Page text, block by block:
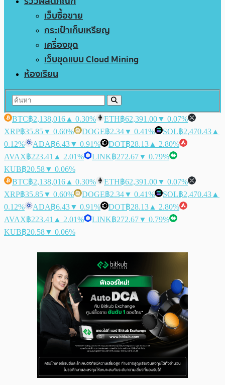
เว็บซื้อขาย
กระเป๋าเก็บเหรียญ
เครื่องขุด
เว็บขุดแบบ Cloud Mining
ห้องเรียน
BTC฿2,138,016 ▲ 0.30% ETH฿62,391.00▼ 0.07%
XRP฿35.85▼ 0.60% DOGE฿2.34▼ 0.41% SOL฿2,470.43 ▲
0.12%
ADA฿6.43▼ 0.91% DOT฿28.13 ▲ 2.80%
AVAX฿223.41 ▲ 2.01% LINK฿272.67▼ 0.79%
KUB฿20.58▼ 0.06%
BTC฿2,138,016 ▲ 0.30% ETH฿62,391.00▼ 0.07%
XRP฿35.85▼ 0.60% DOGE฿2.34▼ 0.41% SOL฿2,470.43 ▲
0.12%
ADA฿6.43▼ 0.91% DOT฿28.13 ▲ 2.80%
AVAX฿223.41 ▲ 2.01% LINK฿272.67▼ 0.79%
KUB฿20.58▼ 0.06%